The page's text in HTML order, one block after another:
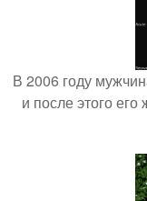
В 2006 году
и после этого